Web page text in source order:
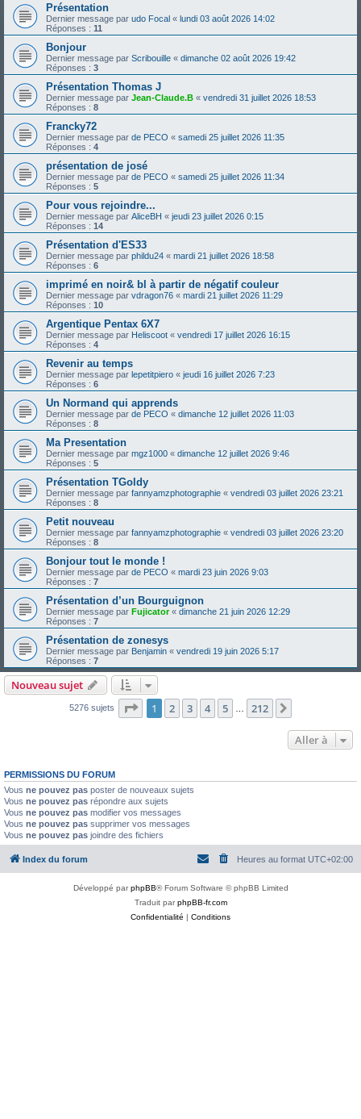
Présentation
Dernier message par udo Focal « lundi 03 août 2026 14:02
Réponses : 11
Bonjour
Dernier message par Scribouille « dimanche 02 août 2026 19:42
Réponses : 3
Présentation Thomas J
Dernier message par Jean-Claude.B « vendredi 31 juillet 2026 18:53
Réponses : 8
Francky72
Dernier message par de PECO « samedi 25 juillet 2026 11:35
Réponses : 4
présentation de josé
Dernier message par de PECO « samedi 25 juillet 2026 11:34
Réponses : 5
Pour vous rejoindre...
Dernier message par AliceBH « jeudi 23 juillet 2026 0:15
Réponses : 14
Présentation d'ES33
Dernier message par phildu24 « mardi 21 juillet 2026 18:58
Réponses : 6
imprimé en noir& bl à partir de négatif couleur
Dernier message par vdragon76 « mardi 21 juillet 2026 11:29
Réponses : 10
Argentique Pentax 6X7
Dernier message par Heliscoot « vendredi 17 juillet 2026 16:15
Réponses : 4
Revenir au temps
Dernier message par lepetitpiero « jeudi 16 juillet 2026 7:23
Réponses : 6
Un Normand qui apprends
Dernier message par de PECO « dimanche 12 juillet 2026 11:03
Réponses : 8
Ma Presentation
Dernier message par mgz1000 « dimanche 12 juillet 2026 9:46
Réponses : 5
Présentation TGoldy
Dernier message par fannyamzphotographie « vendredi 03 juillet 2026 23:21
Réponses : 8
Petit nouveau
Dernier message par fannyamzphotographie « vendredi 03 juillet 2026 23:20
Réponses : 8
Bonjour tout le monde !
Dernier message par de PECO « mardi 23 juin 2026 9:03
Réponses : 7
Présentation d’un Bourguignon
Dernier message par Fujicator« dimanche 21 juin 2026 12:29
Réponses : 7
Présentation de zonesys
Dernier message par Benjamin « vendredi 19 juin 2026 5:17
Réponses : 7
Nouveau sujet
5276 sujets Page 1sur212
1 2 3 4 5 212
Aller à
PERMISSIONS DU FORUM
Vous ne pouvez pas poster de nouveaux sujets
Vous ne pouvez pas répondre aux sujets
Vous ne pouvez pas modifier vos messages
Vous ne pouvez pas supprimer vos messages
Vous ne pouvez pas joindre des fichiers
Index du forum Heures au format UTC+02:00
Développé parphpBB® Forum Software © phpBB Limited
Traduit parphpBB-fr.com
Confidentialité | Conditions